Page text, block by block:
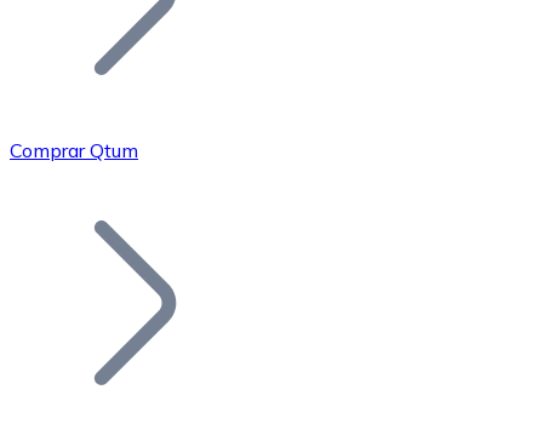
Bitcoin
Comprar Qtum